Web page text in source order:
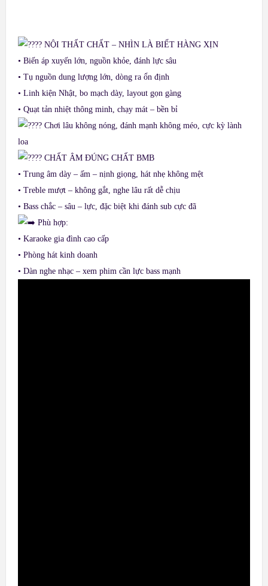
NỘI THẤT CHẤT – NHÌN LÀ BIẾT HÀNG XỊN
• Biến áp xuyến lớn, nguồn khỏe, đánh lực sâu
• Tụ nguồn dung lượng lớn, dòng ra ổn định
• Linh kiện Nhật, bo mạch dày, layout gọn gàng
• Quạt tản nhiệt thông minh, chạy mát – bền bỉ
Chơi lâu không nóng, đánh mạnh không méo, cực kỳ lành
loa
CHẤT ÂM ĐÚNG CHẤT BMB
• Trung âm dày – ấm – nịnh giọng, hát nhẹ không mệt
• Treble mượt – không gắt, nghe lâu rất dễ chịu
• Bass chắc – sâu – lực, đặc biệt khi đánh sub cực đã
Phù hợp:
• Karaoke gia đình cao cấp
• Phòng hát kinh doanh
• Dàn nghe nhạc – xem phim cần lực bass mạnh